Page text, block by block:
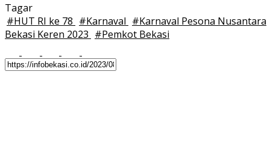
Tagar
#HUT RI ke 78 #Karnaval #Karnaval Pesona Nusantara
Bekasi Keren 2023 #Pemkot Bekasi